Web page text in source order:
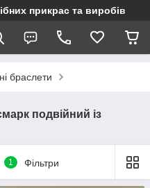
прикрас та виробів
браслети
подвійний із
1 Фільтри